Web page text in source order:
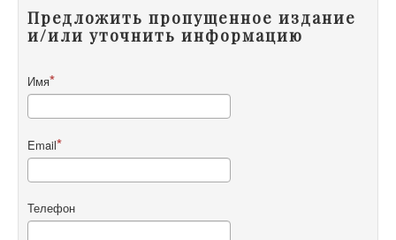
Предложить пропущенное издание
и/или уточнить информацию
Имя
Email
Телефон